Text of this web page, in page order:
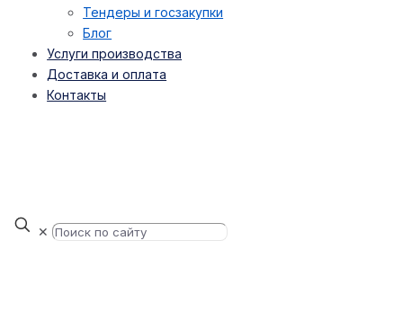
Тендеры и госзакупки
Блог
Услуги производства
Доставка и оплата
Контакты
✕